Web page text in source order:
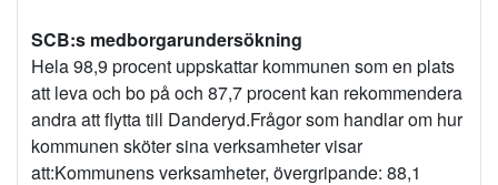
SCB:s medborgarundersökning
Hela 98,9 procent uppskattar kommunen som en plats
att leva och bo på och 87,7 procent kan rekommendera
andra att flytta till Danderyd.Frågor som handlar om hur
kommunen sköter sina verksamheter visar
att:Kommunens verksamheter, övergripande: 88,1